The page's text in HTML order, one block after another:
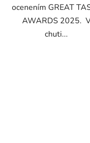
ocenením GREAT
AWARDS 2025.
chuti...